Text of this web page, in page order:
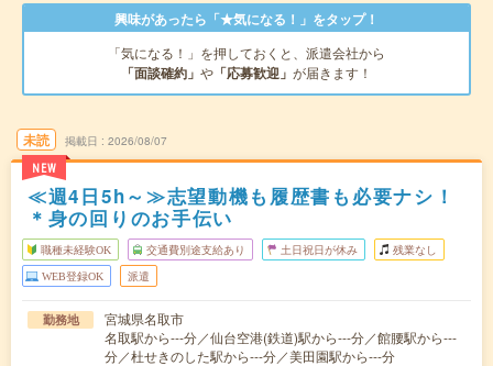
興味があったら「★気になる！」をタップ！
「気になる！」を押しておくと、派遣会社から
「面談確約」 や 「応募歓迎」 が届きます！
未読
NEW
掲載日 2026/08/07
≪週4日5h～≫志望動機も履歴書も必要ナシ！
＊身の回りのお手伝い
職種未経験OK 交通費別途支給あり 土日祝日が休み 残業なし
WEB登録OK 派遣
勤務地
宮城県名取市
名取駅から---分／仙台空港(鉄道)駅から---分／館腰駅から---
分／杜せきのした駅から---分／美田園駅から---分